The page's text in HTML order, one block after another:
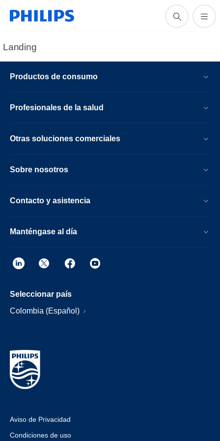
Landing
Productos de consumo
Profesionales de la salud
Otras soluciones comerciales
Sobre nosotros
Contacto y asistencia
Manténgase al día
Seleccionar país
Colombia (Español)
Aviso de Privacidad
Condiciones de uso